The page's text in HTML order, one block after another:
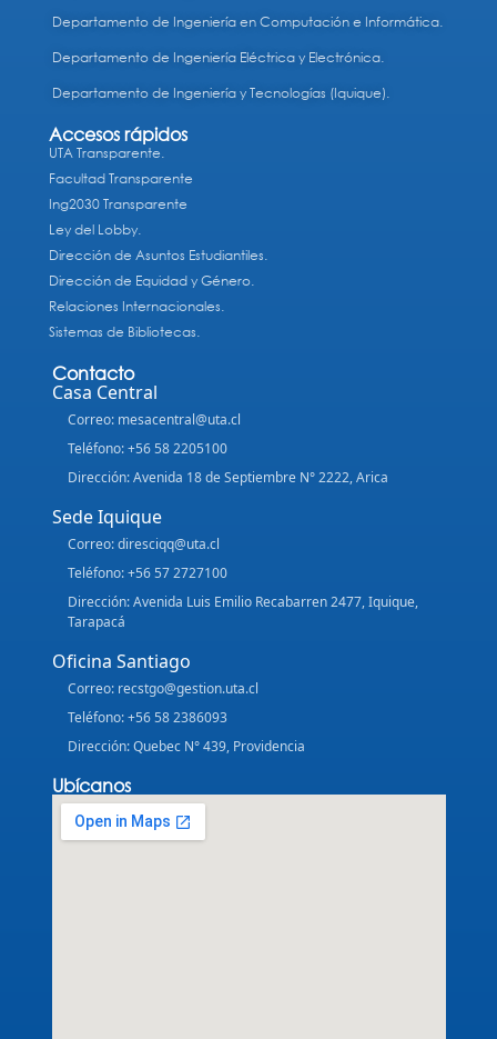
Departamento de Ingeniería en Computación e Informática.
Departamento de Ingeniería Eléctrica y Electrónica.
Departamento de Ingeniería y Tecnologías (Iquique).
Accesos rápidos
UTA Transparente.
Facultad Transparente
Ing2030 Transparente
Ley del Lobby.
Dirección de Asuntos Estudiantiles.
Dirección de Equidad y Género.
Relaciones Internacionales.
Sistemas de Bibliotecas.
Contacto
Casa Central
Correo: mesacentral@uta.cl
Teléfono: +56 58 2205100
Dirección: Avenida 18 de Septiembre N° 2222, Arica
Sede Iquique
Correo: diresciqq@uta.cl
Teléfono: +56 57 2727100
Dirección: Avenida Luis Emilio Recabarren 2477, Iquique,
Tarapacá
Oficina Santiago
Correo: recstgo@gestion.uta.cl
Teléfono: +56 58 2386093
Dirección: Quebec N° 439, Providencia
Ubícanos